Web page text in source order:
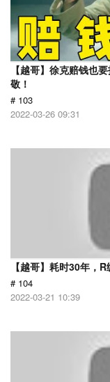
【越哥】徐克赔钱也
敬！
# 103
2022-03-26 09:31
【越哥】耗时30年，
# 104
2022-03-21 10:39